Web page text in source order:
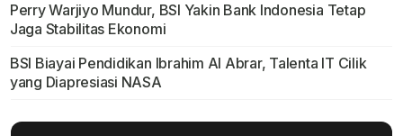
Perry Warjiyo Mundur, BSI Yakin Bank Indonesia Tetap
Jaga Stabilitas Ekonomi
BSI Biayai Pendidikan Ibrahim Al Abrar, Talenta IT Cilik
yang Diapresiasi NASA